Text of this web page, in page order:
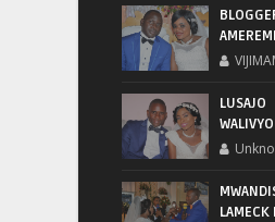
LAMECK